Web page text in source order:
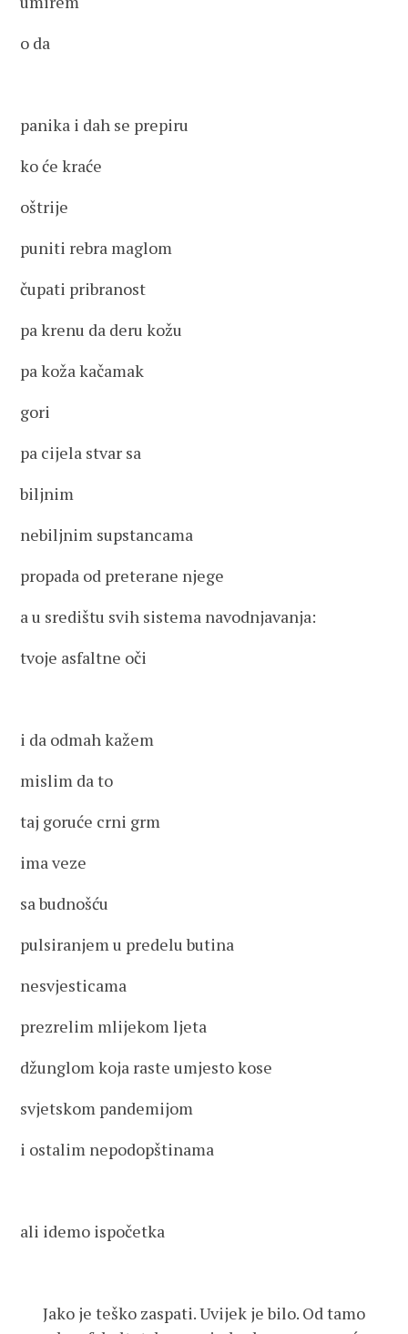
o da
panika i dah se prepiru
ko će kraće
oštrije
puniti rebra maglom
čupati pribranost
pa krenu da deru kožu
pa koža kačamak
gori
pa cijela stvar sa
biljnim
nebiljnim supstancama
propada od preterane njege
a u središtu svih sistema navodnjavanja:
tvoje asfaltne oči
i da odmah kažem
mislim da to
taj goruće crni grm
ima veze
sa budnošću
pulsiranjem u predelu butina
nesvjesticama
prezrelim mlijekom ljeta
džunglom koja raste umjesto kose
svjetskom pandemijom
i ostalim nepodopštinama
ali idemo ispočetka
Jako je teško zaspati. Uvijek je bilo. Od tamo